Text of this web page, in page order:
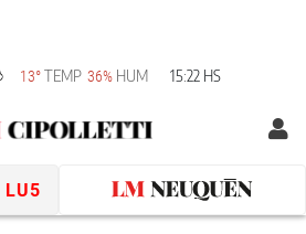
13°TEMP 36% HUM 15:22 HS
LU5